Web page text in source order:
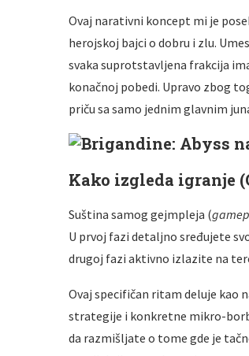
Ovaj narativni koncept mi je
herojskoj bajci o dobru i zlu.
svaka suprotstavljena frakcija
konačnoj pobedi. Upravo zbog
priču sa samo jednim glavnim
Kako izgleda igranje
Suština samog gejmpleja (
U prvoj fazi detaljno sređujete
drugoj fazi aktivno izlazite na
Ovaj specifičan ritam deluje kao
strategije i konkretne mikro-
da razmišljate o tome gde je